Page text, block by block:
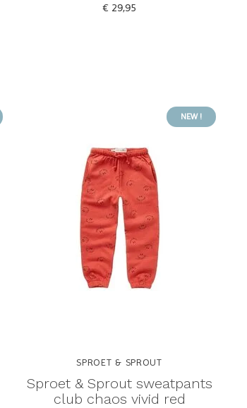
€ 29,95
NEW !
SPROET & SPROUT
Sproet & Sprout sweatpants
club chaos vivid red